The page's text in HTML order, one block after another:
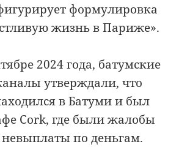
формулировка
жизнь в Париже».
2024 года, батумские
утверждали, что
в Батуми и был
Cork, где были жалобы
невыплаты по деньгам.